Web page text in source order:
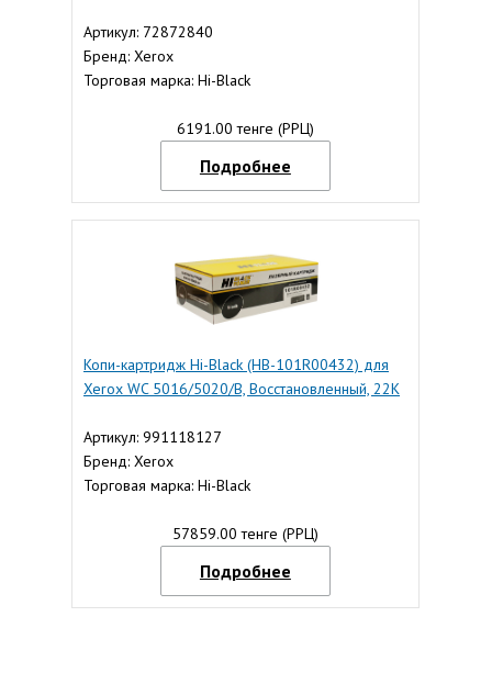
Артикул: 72872840
Бренд: Xerox
Торговая марка: Hi-Black
6191.00 тенге (РРЦ)
Подробнее
Копи-картридж Hi-Black (HB-101R00432) для
Xerox WC 5016/5020/B, Восстановленный, 22K
Артикул: 991118127
Бренд: Xerox
Торговая марка: Hi-Black
57859.00 тенге (РРЦ)
Подробнее